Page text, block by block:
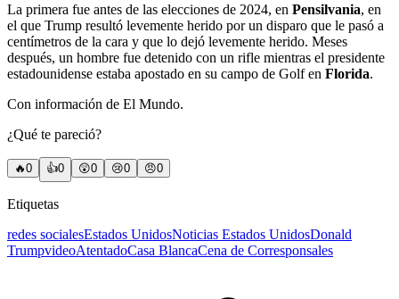
La primera fue antes de las elecciones de 2024, en Pensilvania, en
el que Trump resultó levemente herido por un disparo que le pasó a
centímetros de la cara y que lo dejó levemente herido. Meses
después, un hombre fue detenido con un rifle mientras el presidente
estadounidense estaba apostado en su campo de Golf en Florida.
Con información de El Mundo.
¿Qué te pareció?
🔥0 👍0 😲0 😢0 😠0
Etiquetas
redes socialesEstados UnidosNoticias Estados UnidosDonald
TrumpvideoAtentadoCasa BlancaCena de Corresponsales